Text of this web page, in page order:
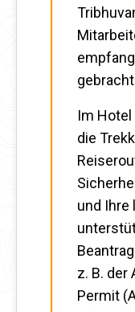
Im
die
und Ihre
z. B. der
Permit